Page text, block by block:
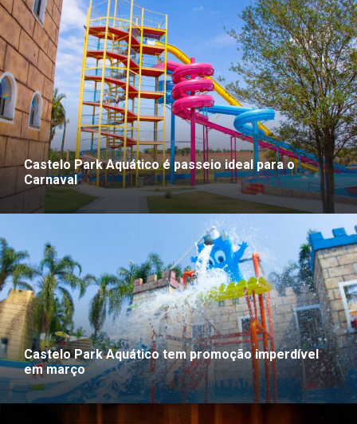
Castelo Park Aquático é passeio ideal para o
Carnaval
Castelo Park Aquático tem promoção imperdível
em março